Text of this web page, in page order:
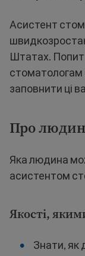
Асистент
Штатах. Попит
стоматологам
заповнити ці
Про
Яка людина
асистентом
Якості,
Знати, як